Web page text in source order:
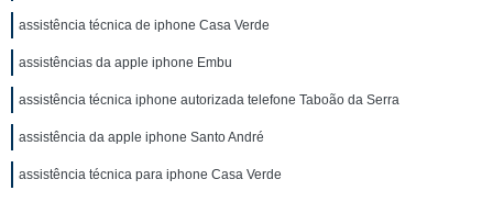
assistência técnica de iphone Casa Verde
assistências da apple iphone Embu
assistência técnica iphone autorizada telefone Taboão da Serra
assistência da apple iphone Santo André
assistência técnica para iphone Casa Verde